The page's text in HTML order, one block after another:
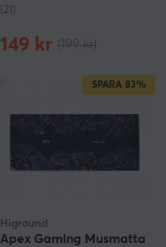
(21)
149 kr
SPARA 83%
Higround
Apex Gaming Musmatta